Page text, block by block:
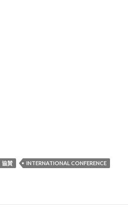
協賛
INTERNATIONAL CONFERENCE